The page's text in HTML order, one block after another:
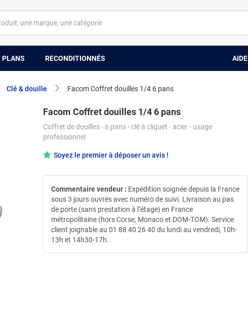
PLANS RECONDITIONNÉS AIDE
Clé & douille Facom Coffret douilles 1/4 6 pans
Facom Coffret douilles 1/4 6 pans
Coffret de douilles - 6 pans - clé à cliquet - acier - usage
professionnel
Soyez le premier à déposer un avis !
Commentaire vendeur : Expédition soignée depuis la France
sous 3 jours ouvrés avec numéro de suivi. Livraison au pas
de porte (sans prestation à l’étage) en France
métropolitaine (hors Corse, Monaco et DOM-TOM). Service
client joignable au 01 88 40 26 40 du lundi au vendredi, 10h-
13h et 14h30-17h.